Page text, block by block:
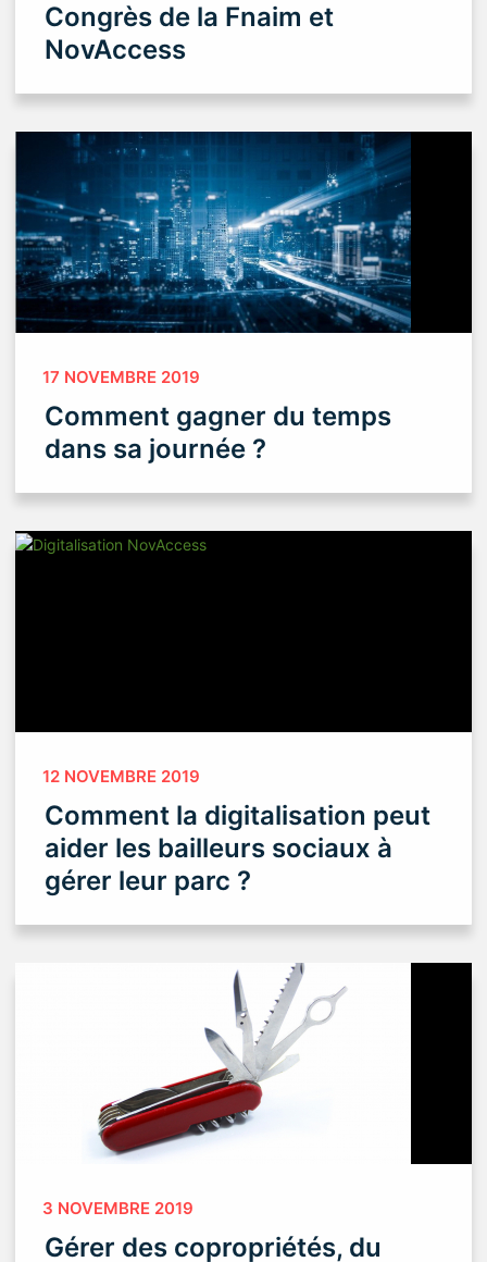
Congrès de la Fnaim et
NovAccess
17 NOVEMBRE 2019
Comment gagner du temps
dans sa journée ?
12 NOVEMBRE 2019
Comment la digitalisation peut
aider les bailleurs sociaux à
gérer leur parc ?
3 NOVEMBRE 2019
Gérer des copropriétés, du